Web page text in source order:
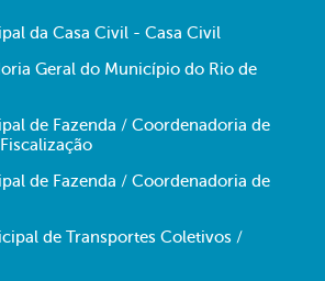
da Casa Civil - Casa Civil
Geral do Município do Rio de
de Fazenda / Coordenadoria de
de Fazenda / Coordenadoria de
de Transportes Coletivos /